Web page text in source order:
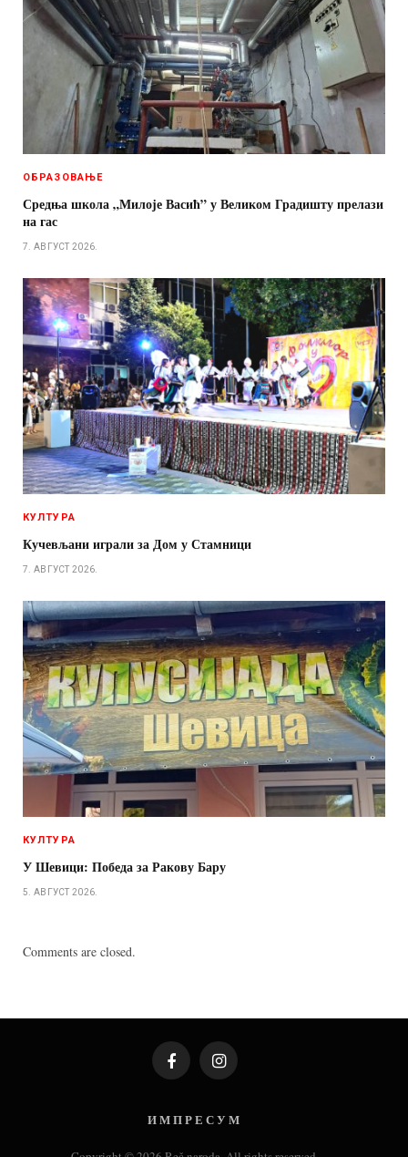
ОБРАЗОВАЊЕ
Средња школа „Милоје Васић” у Великом Градишту прелази
на гас
7. АВГУСТ 2026.
КУЛТУРА
Кучевљани играли за Дом у Стамници
7. АВГУСТ 2026.
КУЛТУРА
У Шевици: Победа за Ракову Бару
5. АВГУСТ 2026.
Comments are closed.
FacebookInstagram
И М П Р Е С У М